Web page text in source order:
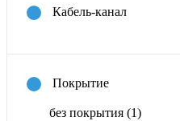
Кабель-канал
Покрытие
без покрытия (1)